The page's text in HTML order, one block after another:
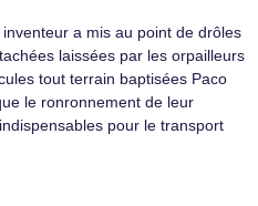
a mis au point de drôles
laissées par les orpailleurs
tout terrain baptisées Paco
le ronronnement de leur
pour le transport